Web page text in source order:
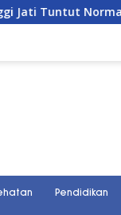
Sungai di
Pendidikan